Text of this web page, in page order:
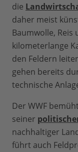
die
daher meist
Baumwolle,
kilometerlange
den Feldern
gehen bereits
technische
Der WWF
seiner
nachhaltiger
führt auch